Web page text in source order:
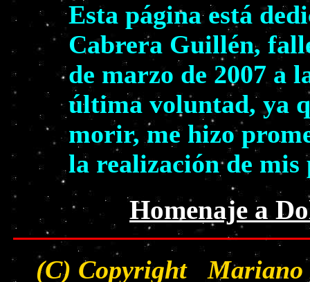
Esta página está
Cabrera Guillén,
de marzo de 2007 a
última voluntad, ya
morir, me hizo
la realización de mis
Homenaje a
(C) Copyright Mariano